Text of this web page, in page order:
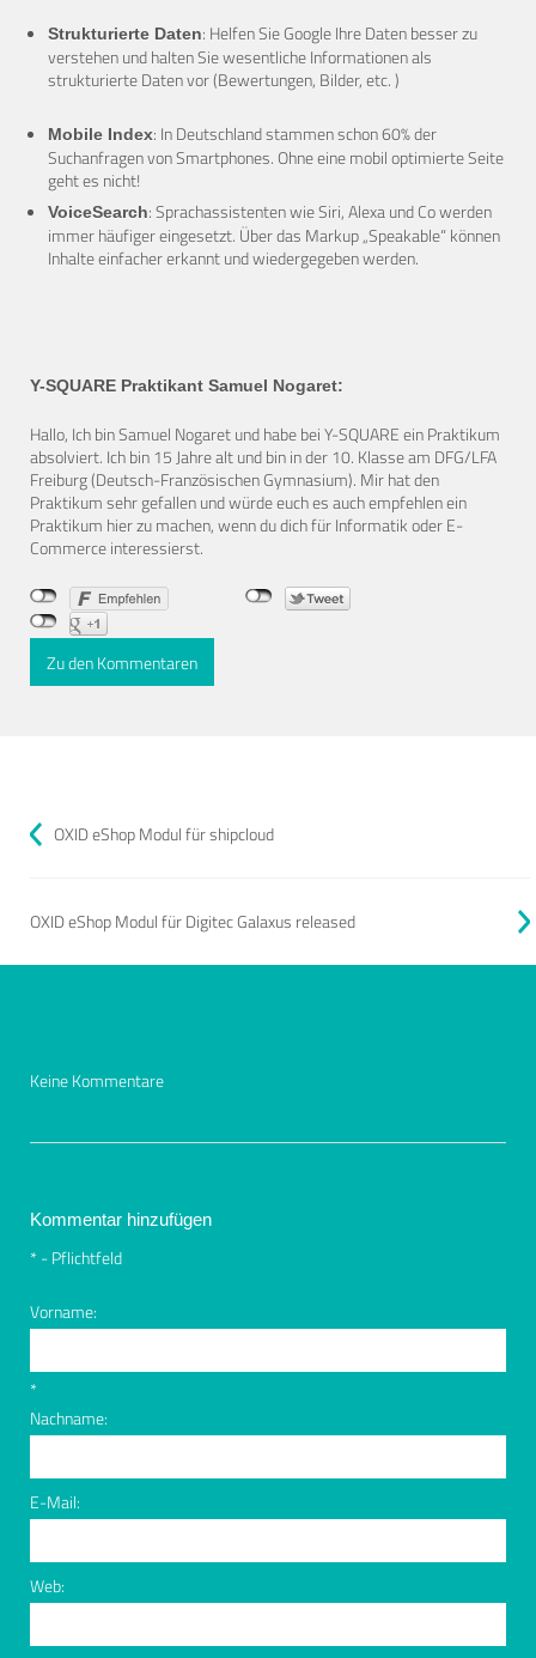
Strukturierte Daten: Helfen Sie Google Ihre Daten besser zu
verstehen und halten Sie wesentliche Informationen als
strukturierte Daten vor (Bewertungen, Bilder, etc. )
Mobile Index: In Deutschland stammen schon 60% der
Suchanfragen von Smartphones. Ohne eine mobil optimierte Seite
geht es nicht!
VoiceSearch: Sprachassistenten wie Siri, Alexa und Co werden
immer häufiger eingesetzt. Über das Markup „Speakable“ können
Inhalte einfacher erkannt und wiedergegeben werden.
Y-SQUARE Praktikant Samuel Nogaret:
Hallo, Ich bin Samuel Nogaret und habe bei Y-SQUARE ein Praktikum
absolviert. Ich bin 15 Jahre alt und bin in der 10. Klasse am DFG/LFA
Freiburg (Deutsch-Französischen Gymnasium). Mir hat den
Praktikum sehr gefallen und würde euch es auch empfehlen ein
Praktikum hier zu machen, wenn du dich für Informatik oder E-
Commerce interessierst.
Zu den Kommentaren
OXID eShop Modul für shipcloud
OXID eShop Modul für Digitec Galaxus released
Keine Kommentare
Kommentar hinzufügen
*- Pflichtfeld
Vorname:
*
Nachname:
E-Mail:
Web: